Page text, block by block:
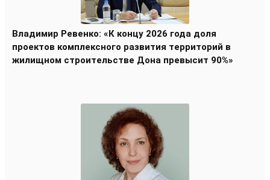
Владимир Ревенко: «К концу 2026 года доля
проектов комплексного развития территорий в
жилищном строительстве Дона превысит 90%»